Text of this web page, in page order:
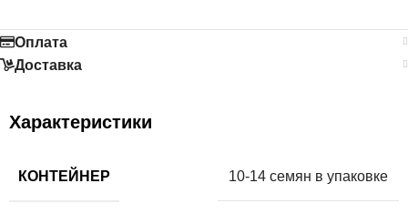
Оплата
Доставка
Характеристики
КОНТЕЙНЕР 10-14 семян в упаковке